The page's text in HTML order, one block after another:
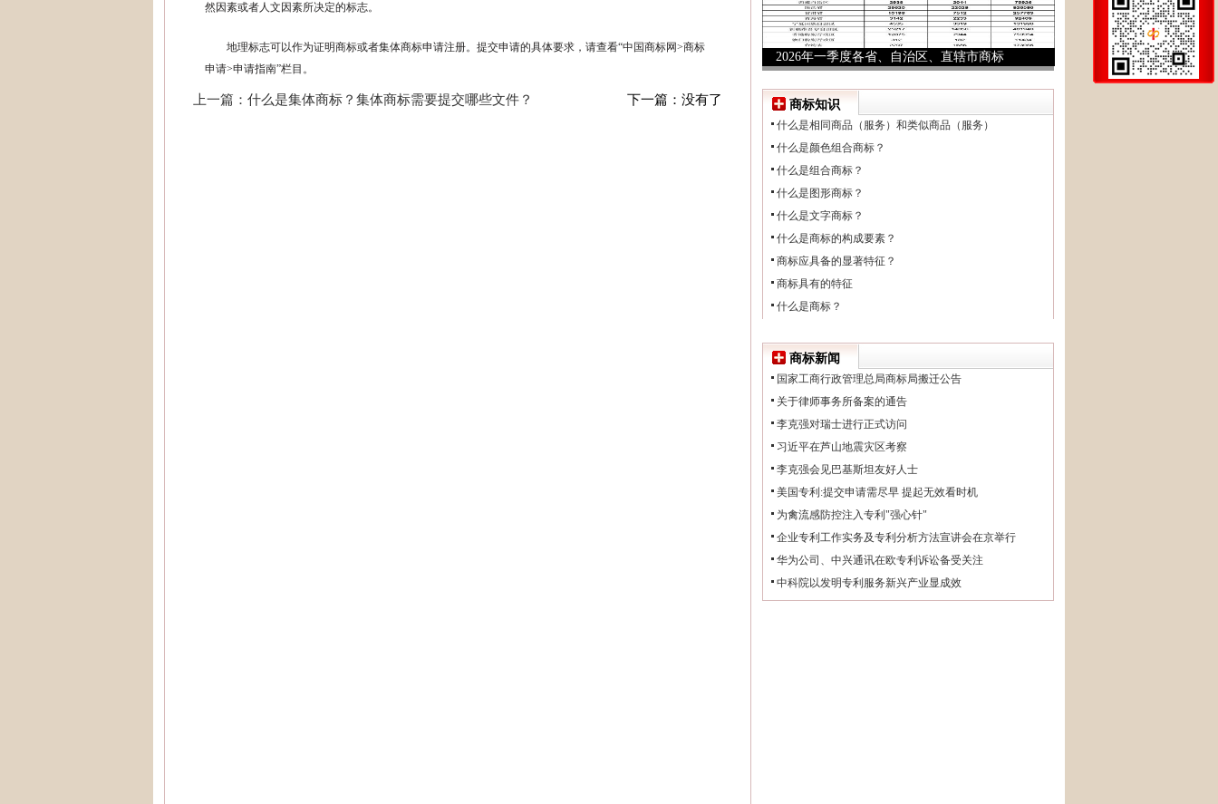
然因素或者人文因素所决定的标志。
地理标志可以作为证明商标或者集体商标申请注册。提交申请的具体要求，请查看“中国商标网>商标
申请>申请指南”栏目。
上一篇：什么是集体商标？集体商标需要提交哪些文件？ 下一篇：没有了
2026年一季度各省、自治区、直辖市商标
注册申请量、注册量统计表
商标知识
什么是相同商品（服务）和类似商品（服务）
什么是颜色组合商标？
什么是组合商标？
什么是图形商标？
什么是文字商标？
什么是商标的构成要素？
商标应具备的显著特征？
商标具有的特征
什么是商标？
商标新闻
国家工商行政管理总局商标局搬迁公告
关于律师事务所备案的通告
李克强对瑞士进行正式访问
习近平在芦山地震灾区考察
李克强会见巴基斯坦友好人士
美国专利:提交申请需尽早 提起无效看时机
为禽流感防控注入专利"强心针"
企业专利工作实务及专利分析方法宣讲会在京举行
华为公司、中兴通讯在欧专利诉讼备受关注
中科院以发明专利服务新兴产业显成效